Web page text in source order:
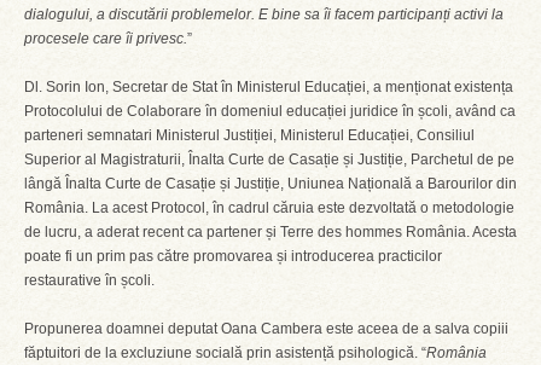
dialogului, a discutării problemelor. E bine sa îi facem participanți activi la
procesele care îi privesc.”
Dl. Sorin Ion, Secretar de Stat în Ministerul Educației, a menționat existența
Protocolului de Colaborare în domeniul educației juridice în școli, având ca
parteneri semnatari Ministerul Justiției, Ministerul Educației, Consiliul
Superior al Magistraturii, Înalta Curte de Casație și Justiție, Parchetul de pe
lângă Înalta Curte de Casație și Justiție, Uniunea Națională a Barourilor din
România. La acest Protocol, în cadrul căruia este dezvoltată o metodologie
de lucru, a aderat recent ca partener și Terre des hommes România. Acesta
poate fi un prim pas către promovarea și introducerea practicilor
restaurative în școli.
Propunerea doamnei deputat Oana Cambera este aceea de a salva copiii
făptuitori de la excluziune socială prin asistență psihologică. “România